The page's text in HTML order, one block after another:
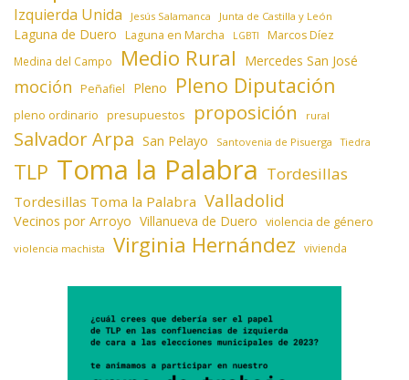
Izquierda Unida Jesús Salamanca Junta de Castilla y León
Laguna de Duero Laguna en Marcha LGBTI Marcos Díez
Medina del Campo Medio Rural Mercedes San José
moción Peñafiel Pleno Pleno Diputación
pleno ordinario presupuestos proposición rural
Salvador Arpa San Pelayo Santovenia de Pisuerga Tiedra
TLP Toma la Palabra Tordesillas
Tordesillas Toma la Palabra Valladolid
Vecinos por Arroyo Villanueva de Duero violencia de género
violencia machista Virginia Hernández vivienda